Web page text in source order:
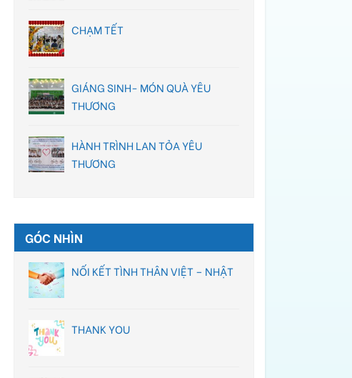
CHẠM TẾT
GIÁNG SINH- MÓN QUÀ YÊU
THƯƠNG
HÀNH TRÌNH LAN TỎA YÊU
THƯƠNG
GÓC NHÌN
NỐI KẾT TÌNH THÂN VIỆT – NHẬT
THANK YOU